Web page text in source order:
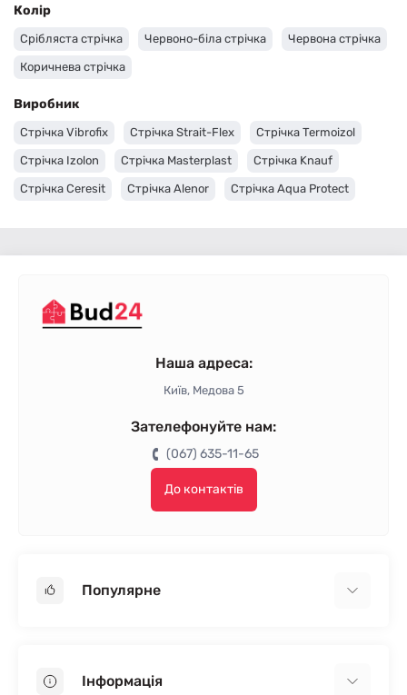
Колір
Срібляста стрічка Червоно-біла стрічка Червона стрічка
Коричнева стрічка
Виробник
Стрічка Vibrofix Стрічка Strait-Flex Стрічка Termoizol
Стрічка Izolon Стрічка Masterplast Стрічка Knauf
Стрічка Ceresit Стрічка Alenor Стрічка Aqua Protect
Наша адреса:
Київ, Медова 5
Зателефонуйте нам:
(067) 635-11-65
До контактів
Популярне
Пінопласт
Інформація